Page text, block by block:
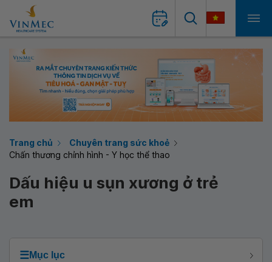
Trang chủ
Chuyên trang sức khoẻ
Chấn thương chỉnh hình - Y học thể thao
Dấu hiệu u sụn xương ở trẻ
em
☰Mục lục